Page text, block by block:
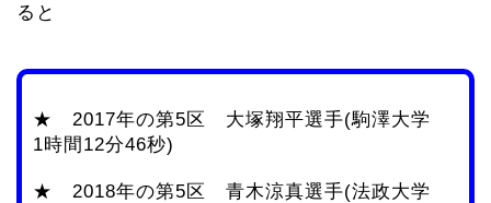
ると
★ 2017年の第5区 大塚翔平選手(駒澤大学
1時間12分46秒)
★ 2018年の第5区 青木涼真選手(法政大学